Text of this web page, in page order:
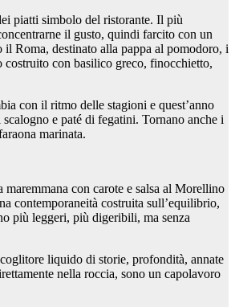
piatti simbolo del ristorante. Il più
il gusto, quindi farcito con un
Roma, destinato alla pappa al pomodoro, i
con basilico greco, finocchietto,
con il ritmo delle stagioni e quest’anno
e paté di fegatini. Tornano anche i
marinata.
maremmana con carote e salsa al Morellino
contemporaneità costruita sull’equilibrio,
più leggeri, più digeribili, ma senza
liquido di storie, profondità, annate
nella roccia, sono un capolavoro